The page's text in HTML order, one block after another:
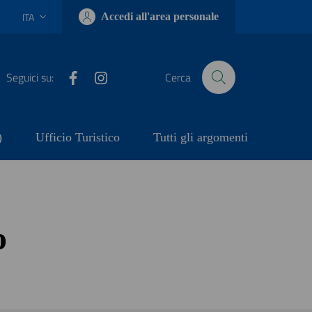
Lingua attiva:
ITA Accedi all'area personale
Seguici su: Facebook Cerca
Ufficio Turistico Tutti gli argomenti